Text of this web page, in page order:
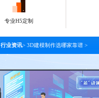
专业H5定制
行业资讯> 3D建模制作选哪家靠谱 >